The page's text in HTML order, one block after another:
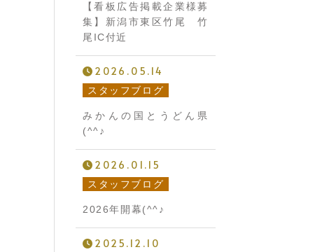
【看板広告掲載企業様募
集】新潟市東区竹尾 竹
尾IC付近
2026.05.14
スタッフブログ
みかんの国とうどん県
(^^♪
2026.01.15
スタッフブログ
2026年開幕(^^♪
2025.12.10